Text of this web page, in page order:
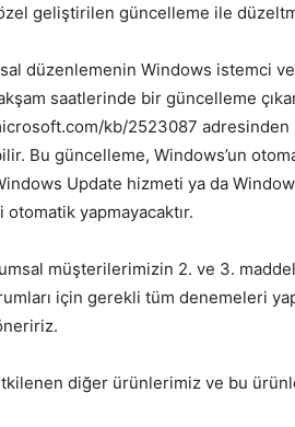
geliştirilen güncelleme ile
düzenlemenin Windows istemci
saatlerinde bir güncelleme
kb/2523087 adresinden
Bu güncelleme, Windows’un
Update hizmeti ya da
yapmayacaktır.
müşterilerimizin 2. ve 3.
için gerekli tüm denemeleri
diğer ürünlerimiz ve bu